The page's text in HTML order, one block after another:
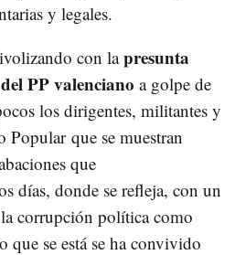
y legales.
con lapresunta
PP valenciano a golpe de
los dirigentes, militantes y
Popular que se muestran
que
días, donde se refleja, con un
corrupción política como
se está se ha convivido